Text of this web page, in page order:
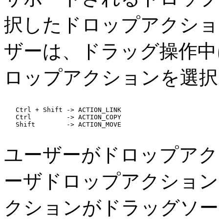
択したドロップアクシ
ザーは、ドラッグ操作
ロップアクションを選
   Ctrl + Shift -> ACTION_LINK
   Ctrl         -> ACTION_COPY
   Shift        -> ACTION_MOVE
ユーザーがドロップア
ーザドロップアクショ
クションがドラッグソ